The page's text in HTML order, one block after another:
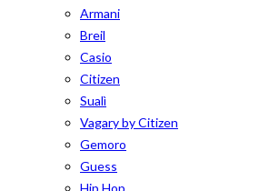
Armani
Breil
Casio
Citizen
Sualì
Vagary by Citizen
Gemoro
Guess
Hip Hop